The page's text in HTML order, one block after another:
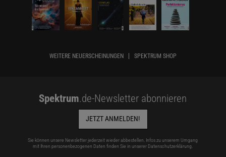
WEITERE NEUERSCHEINUNGEN SPEKTRUM SHOP
Spektrum.de-Newsletter abonnieren
JETZT ANMELDEN!
Sie können unsere Newsletter jederzeit wieder abbestellen. Infos zu unserem Umgang
mit Ihren personenbezogenen Daten finden Sie in unserer Datenschutzerklärung.